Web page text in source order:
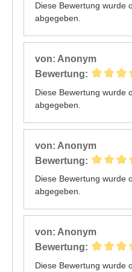
Diese Bewertung wurde
abgegeben.
von: Anonym
Bewertung:
Diese Bewertung wurde
abgegeben.
von: Anonym
Bewertung:
Diese Bewertung wurde
abgegeben.
von: Anonym
Bewertung:
Diese Bewertung wurde